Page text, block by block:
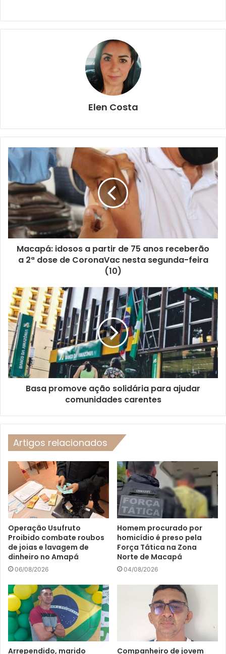
Elen Costa
Macapá: idosos a partir de 75 anos receberão
a 2ª dose de CoronaVac nesta segunda-feira
(10)
Basa promove ação solidária para ajudar
comunidades carentes
Artigos relacionados
Operação Usufruto
Proibido combate roubos
de joias e lavagem de
dinheiro no Amapá
06/08/2026
Homem procurado por
homicídio é preso pela
Força Tática na Zona
Norte de Macapá
04/08/2026
Arrependido, marido
Companheiro de jovem